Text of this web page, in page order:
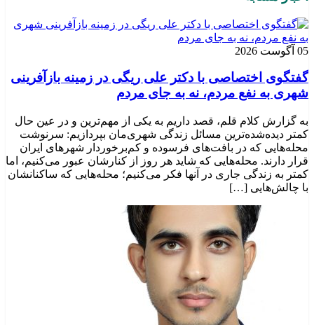
05 آگوست 2026
گفتگوی اختصاصی با دکتر علی ریگی در زمینه بازآفرینی
شهری به نفع مردم، نه به جای مردم
به گزارش کلام قلم، قصد داریم به یکی از مهم‌ترین و در عین حال
کمتر دیده‌شده‌ترین مسائل زندگی شهری‌مان بپردازیم: سرنوشت
محله‌هایی که در بافت‌های فرسوده و کم‌برخوردار شهرهای ایران
قرار دارند. محله‌هایی که شاید هر روز از کنارشان عبور می‌کنیم، اما
کمتر به زندگی جاری در آنها فکر می‌کنیم؛ محله‌هایی که ساکنانشان
با چالش‌هایی […]